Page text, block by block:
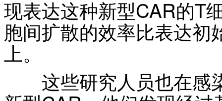
现表达这种新型CAR的T
胞间扩散的效率比表达
上。
这些研究人员也在感